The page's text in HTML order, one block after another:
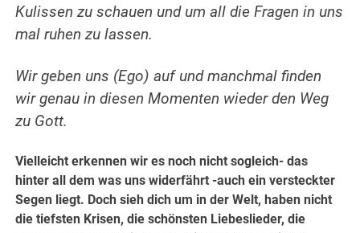
Kulissen zu schauen und um all die Fragen in uns
mal ruhen zu lassen.
Wir geben uns (Ego) auf und manchmal finden
wir genau in diesen Momenten wieder den Weg
zu Gott.
Vielleicht erkennen wir es noch nicht sogleich- das
hinter all dem was uns widerfährt -auch ein versteckter
Segen liegt. Doch sieh dich um in der Welt, haben nicht
die tiefsten Krisen, die schönsten Liebeslieder, die